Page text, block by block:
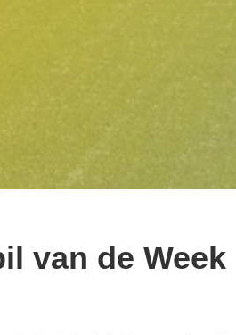
van de Week